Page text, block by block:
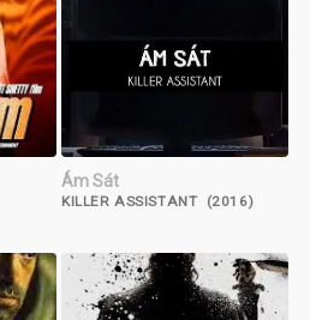
Ám Sát
KILLER ASSISTANT (2016)